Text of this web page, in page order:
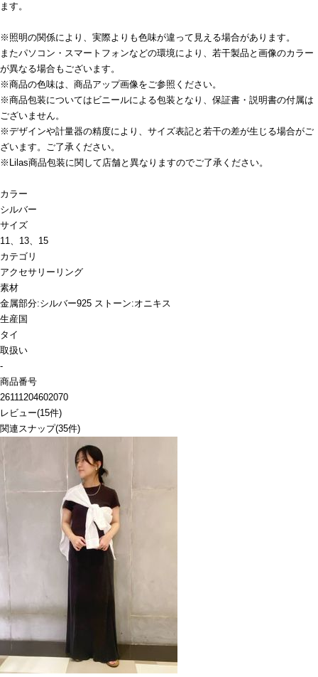
ます。
※照明の関係により、実際よりも色味が違って見える場合があります。
またパソコン・スマートフォンなどの環境により、若干製品と画像のカラー
が異なる場合もございます。
※商品の色味は、商品アップ画像をご参照ください。
※商品包装についてはビニールによる包装となり、保証書・説明書の付属は
ございません。
※デザインや計量器の精度により、サイズ表記と若干の差が生じる場合がご
ざいます。ご了承ください。
※Lilas商品包装に関して店舗と異なりますのでご了承ください。
カラー
シルバー
サイズ
11、13、15
カテゴリ
アクセサリー リング
素材
金属部分:シルバー925 ストーン:オニキス
生産国
タイ
取扱い
-
商品番号
26111204602070
レビュー(15件)
関連スナップ(35件)